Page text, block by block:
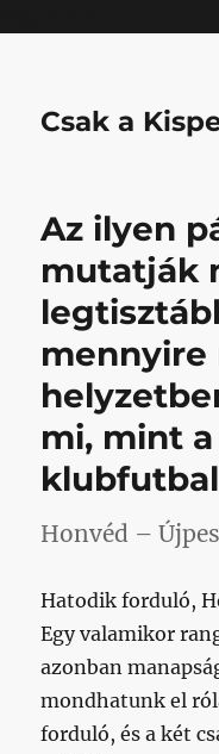
Csak a
Az ilyen
mutatják
mennyire
mi, mint
Honvéd –
Hatodik forduló,
Egy valamikor
azonban
mondhatunk el
forduló, és a két